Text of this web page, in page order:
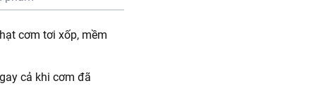
cơm tơi xốp, mềm
cả khi cơm đã